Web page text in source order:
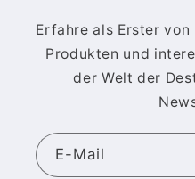
Erfahre als Erster
Produkten und
der Welt der
E-Mail